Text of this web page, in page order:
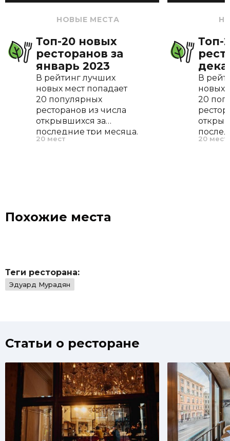
НОВЫЕ МЕСТА
Топ-20 новых
ресторанов за
январь 2023
В рейтинг лучших
новых мест попадает
20 популярных
ресторанов из числа
открывшихся за
последние три месяца.
По нашему опыту, это
20 мест
Топ-
В
новых
20
По
20 мест
Теги ресторана:
Эдуард Мурадян
Похожие места
Статьи о ресторане